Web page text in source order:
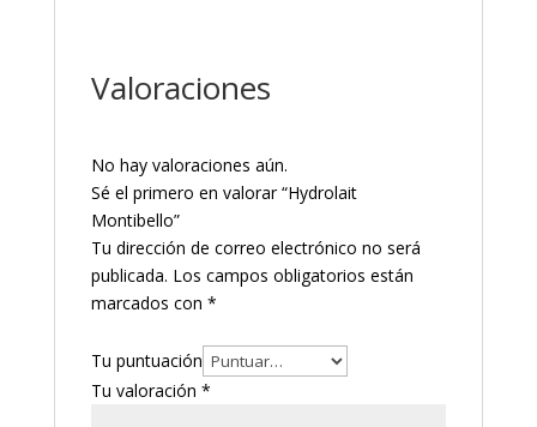
Valoraciones
No hay valoraciones aún.
Sé el primero en valorar “Hydrolait
Montibello”
Tu dirección de correo electrónico no será
publicada. Los campos obligatorios están
marcados con *
Tu puntuación
Tu valoración *